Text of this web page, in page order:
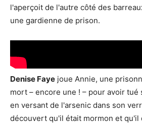
l'aperçoit de l'autre côté des
une gardienne de prison.
Denise Faye joue Annie, une
mort – encore une ! – pour avoir tué
en versant de l'arsenic dans son
découvert qu'il était mormon et qu'il